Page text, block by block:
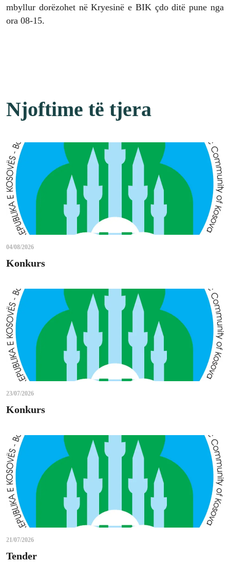
mbyllur dorëzohet në Kryesinë e BIK çdo ditë pune nga
ora 08-15.
Njoftime të tjera
04/08/2026
Konkurs
23/07/2026
Konkurs
21/07/2026
Tender